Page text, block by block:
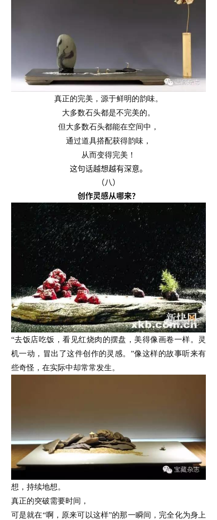
真正的完美，源于鲜明的韵味。
大多数石头都是不完美的。
但大多数石头都能在空间中，
通过道具搭配获得韵味，
从而变得完美！
这句话越想越有深意。
（八）
创作灵感从哪来？
“去饭店吃饭，看见红烧肉的摆盘，美得像画卷一样。灵
机一动，冒出了这件创作的灵感。”像这样的故事听来有
些奇怪，在实际中却常常发生。
想，持续地想。
真正的突破需要时间，
可是就在“啊，原来可以这样”的那一瞬间， 完全化为身上